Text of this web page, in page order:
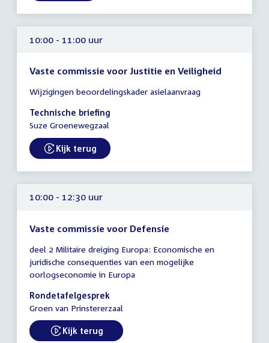
10:00 - 11:00 uur
Vaste commissie voor Justitie en Veiligheid
vergadering
10:00
-
uur
Wijzigingen beoordelingskader asielaanvraag
Technische briefing
Suze Groenewegzaal
External link:
Kijk terug
10:00 - 12:30 uur
Vaste commissie voor Defensie
vergadering
10:00
-
12:30
uur
deel 2 Militaire dreiging Europa: Economische en
juridische consequenties van een mogelijke
oorlogseconomie in Europa
Rondetafelgesprek
Groen van Prinstererzaal
External link:
Kijk terug